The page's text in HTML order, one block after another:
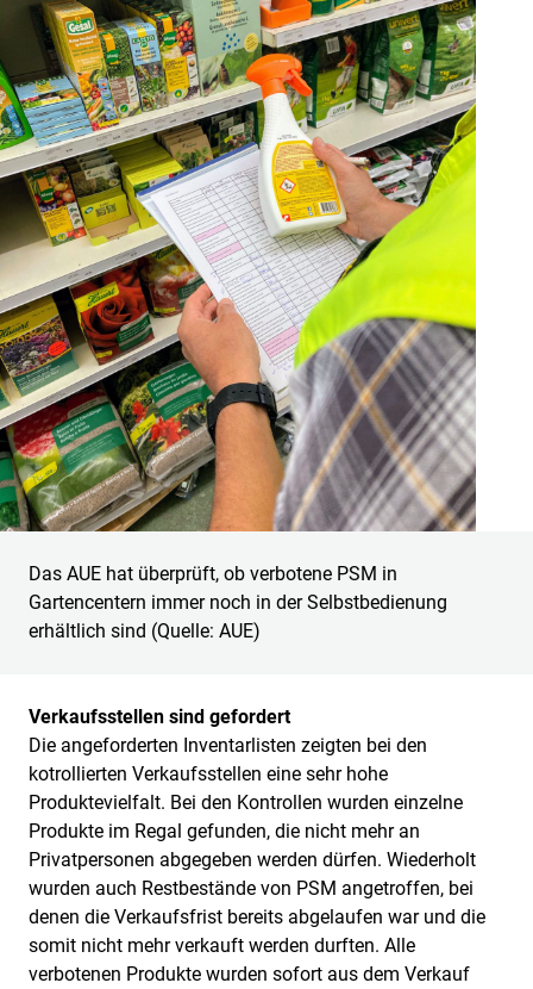
Das AUE hat überprüft, ob verbotene PSM in
Gartencentern immer noch in der Selbstbedienung
erhältlich sind (Quelle: AUE)
Verkaufsstellen sind gefordert
Die angeforderten Inventarlisten zeigten bei den
kotrollierten Verkaufsstellen eine sehr hohe
Produktevielfalt. Bei den Kontrollen wurden einzelne
Produkte im Regal gefunden, die nicht mehr an
Privatpersonen abgegeben werden dürfen. Wiederholt
wurden auch Restbestände von PSM angetroffen, bei
denen die Verkaufsfrist bereits abgelaufen war und die
somit nicht mehr verkauft werden durften. Alle
verbotenen Produkte wurden sofort aus dem Verkauf